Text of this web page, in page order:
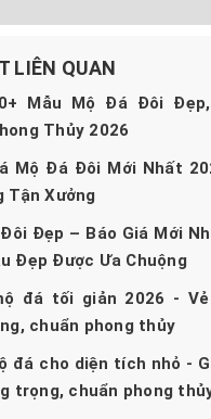
LIÊN QUAN
Mẫu Mộ Đá Đôi
Thủy 2026
Mộ Đá Đôi Mới Nhất
Tận Xưởng
Đẹp – Báo Giá Mới
Đẹp Được Ưa Chuộng
đá tối giản 2026 -
chuẩn phong thủy
đá cho diện tích nhỏ -
trọng, chuẩn phong